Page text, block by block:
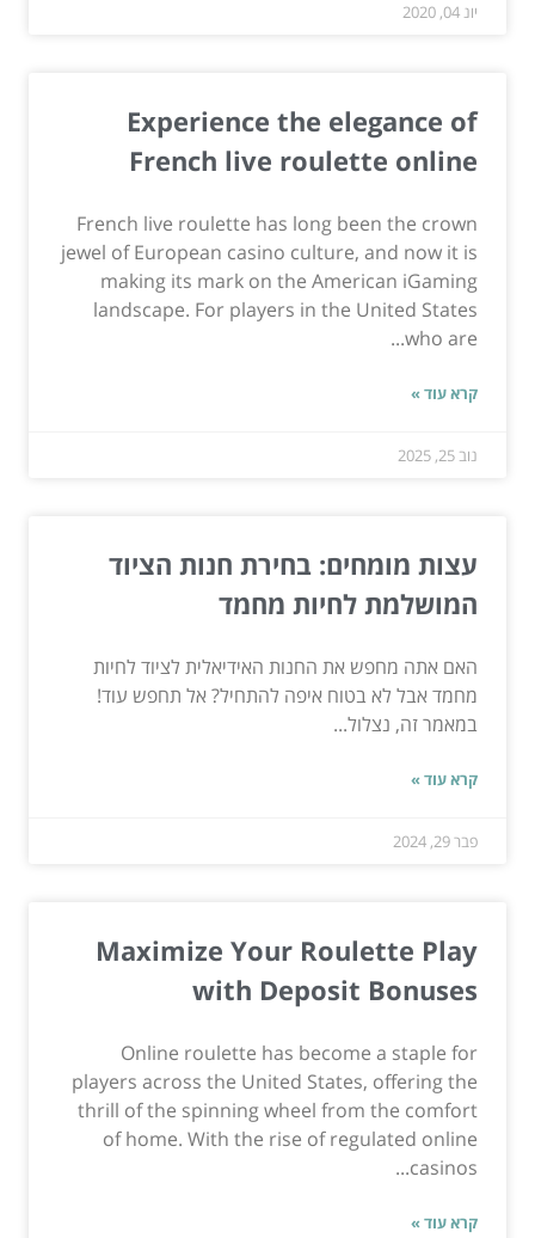
יונ 04, 2020
Experience the elegance of
French live roulette online
French live roulette has long been the crown
jewel of European casino culture, and now it is
making its mark on the American iGaming
landscape. For players in the United States
who are...
קרא עוד »
נוב 25, 2025
עצות מומחים: בחירת חנות הציוד
המושלמת לחיות מחמד
האם אתה מחפש את החנות האידיאלית לציוד לחיות
מחמד אבל לא בטוח איפה להתחיל? אל תחפש עוד!
במאמר זה, נצלול...
קרא עוד »
פבר 29, 2024
Maximize Your Roulette Play
with Deposit Bonuses
Online roulette has become a staple for
players across the United States, offering the
thrill of the spinning wheel from the comfort
of home. With the rise of regulated online
casinos...
קרא עוד »